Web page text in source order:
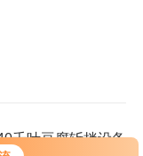
千叶豆腐斩拌设备